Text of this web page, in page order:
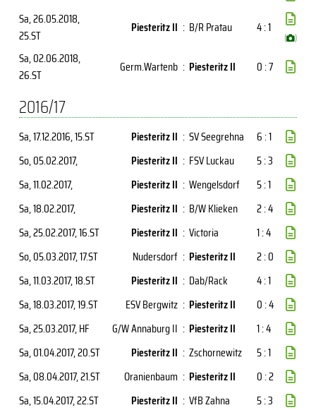
Sa, 26.05.2018,
25.ST
Piesteritz II : B/R Pratau 4 : 1
( )
Sa, 02.06.2018,
26.ST
Germ.Wartenb : Piesteritz II 0 : 7
2016/17
Sa, 17.12.2016, 15.ST Piesteritz II : SV Seegrehna
6 : 1
So, 05.02.2017, Piesteritz II : FSV Luckau
5 : 3
Sa, 11.02.2017, Piesteritz II : Wengelsdorf
5 : 1
Sa, 18.02.2017, Piesteritz II : B/W Klieken
2 : 4
Sa, 25.02.2017, 16.ST Piesteritz II : Victoria
1 : 4
So, 05.03.2017, 17.ST Nudersdorf : Piesteritz II
2 : 0
Sa, 11.03.2017, 18.ST Piesteritz II : Dab/Rack
4 : 1
Sa, 18.03.2017, 19.ST ESV Bergwitz : Piesteritz II
0 : 4
Sa, 25.03.2017, HF G/W Annaburg II : Piesteritz II
1 : 4
Sa, 01.04.2017, 20.ST Piesteritz II : Zschornewitz
5 : 1
Sa, 08.04.2017, 21.ST Oranienbaum : Piesteritz II
0 : 2
Sa, 15.04.2017, 22.ST Piesteritz II : VfB Zahna
5 : 3